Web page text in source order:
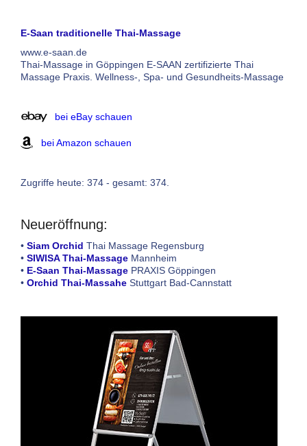
E-Saan traditionelle Thai-Massage
www.e-saan.de
Thai-Massage in Göppingen E-SAAN zertifizierte Thai
Massage Praxis. Wellness-, Spa- und Gesundheits-Massage
bei eBay schauen
bei Amazon schauen
Zugriffe heute: 374 - gesamt: 374.
Neueröffnung:
• Siam Orchid Thai Massage Regensburg
• SIWISA Thai-Massage Mannheim
• E-Saan Thai-Massage PRAXIS Göppingen
• Orchid Thai-Massahe Stuttgart Bad-Cannstatt